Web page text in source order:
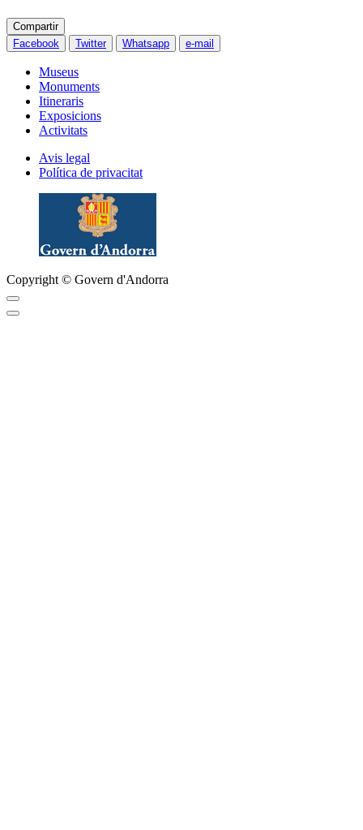
Compartir
Facebook
Twitter Whatsapp e-mail
Museus
Monuments
Itineraris
Exposicions
Activitats
Avis legal
Política de privacitat
Copyright © Govern d'Andorra